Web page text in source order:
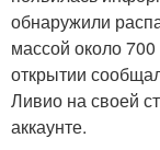
обнаружили
массой около
открытии
Ливио на своей
аккаунте.